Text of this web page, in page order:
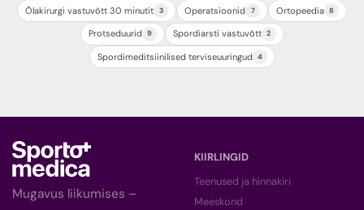
Õlakirurgi vastuvõtt 30 minutit 3 Operatsioonid 7 Ortopeedia 8
Protseduurid 9 Spordiarsti vastuvõtt 2
Spordimeditsiinilised terviseuuringud 4
Mugavus liikumises –
KIIRLINGID
Teenused ja hinnakiri
Meeskond